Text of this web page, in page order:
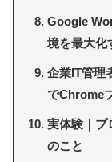
Google
境を最大化
企業IT管理
でChrome
実体験｜プ
のこと